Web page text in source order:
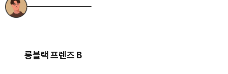
롱블랙 프렌즈 B